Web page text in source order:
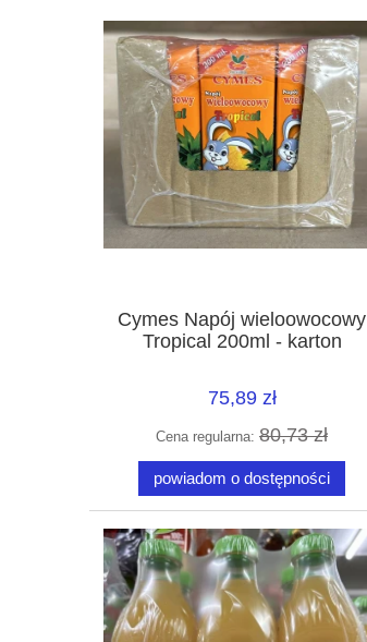
Cymes Napój wieloowocowy
Tropical 200ml - karton
75,89 zł
Cena regularna: 80,73 zł
powiadom o dostępności